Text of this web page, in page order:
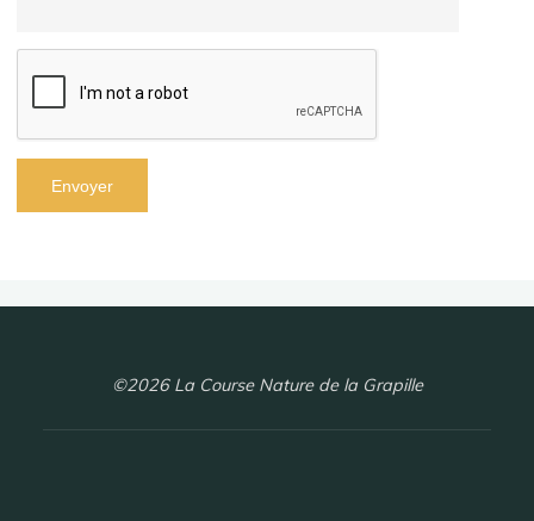
©2026 La Course Nature de la Grapille